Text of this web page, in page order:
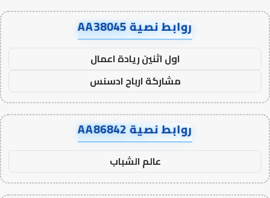
روابط نصية AA38045
اول اثنين ريادة اعمال
مشاركة ارباح ادسنس
روابط نصية AA86842
عالم الشباب